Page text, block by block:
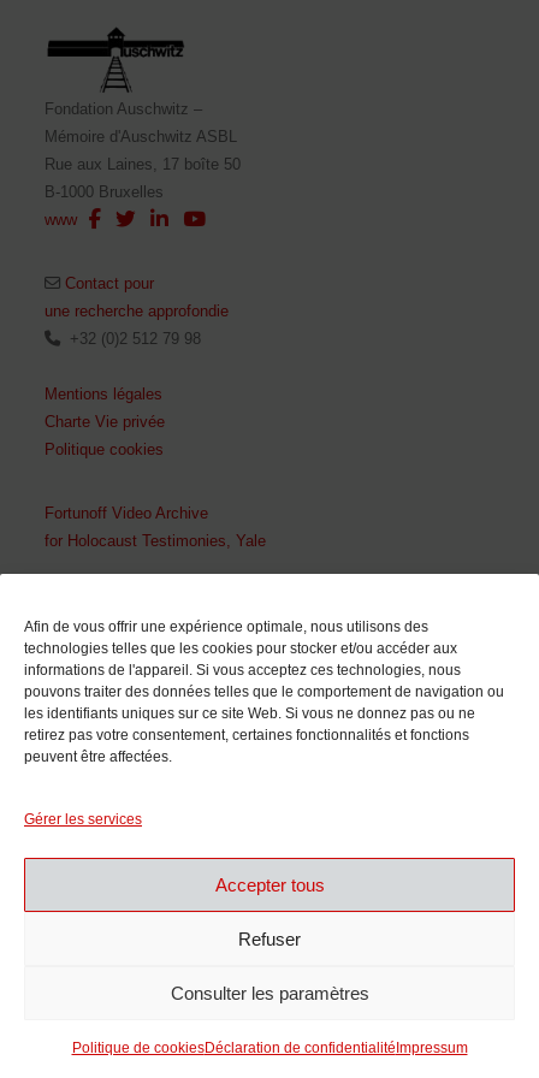
Afin de vous offrir une expérience optimale, nous utilisons des
technologies telles que les cookies pour stocker et/ou accéder aux
informations de l'appareil. Si vous acceptez ces technologies, nous
pouvons traiter des données telles que le comportement de navigation ou
les identifiants uniques sur ce site Web. Si vous ne donnez pas ou ne
retirez pas votre consentement, certaines fonctionnalités et fonctions
peuvent être affectées.
Gérer les services
Accepter tous
Refuser
Consulter les paramètres
Politique de cookiesDéclaration de confidentialité Impressum
Fondation Auschwitz –
Mémoire d'Auschwitz ASBL
Rue aux Laines, 17 boîte 50
B-1000 Bruxelles
www
Contact pour
une recherche approfondie
+32 (0)2 512 79 98
Mentions légales
Charte Vie privée
Politique cookies
Fortunoff Video Archive
for Holocaust Testimonies, Yale
En collaboration avec